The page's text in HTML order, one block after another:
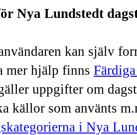
Nya Lundstedt
kan själv
mer hjälp finns
uppgifter om
källor som använts
i Nya